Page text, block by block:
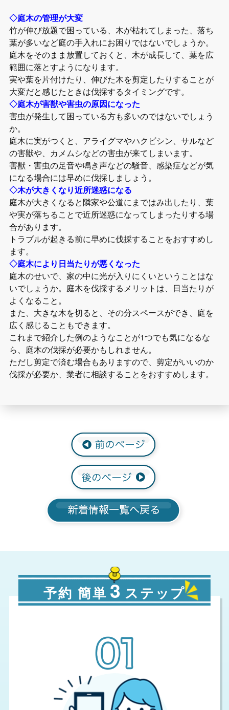
◇庭木の管理が大変
竹が伸び放題で困っている、木が枯れてしまった、落ち
葉が多いなど庭の手入れにお困りではないでしょうか。
庭木をそのまま放置しておくと、木が成長して、葉を広
範囲に落とすようになります。
実や葉を片付けたり、伸びた木を剪定したりすることが
大変だと感じたときは伐採するタイミングです。
◇庭木が害獣や害虫の原因になった
害虫が発生して困っている方も多いのではないでしょう
か。
庭木に実がつくと、アライグマやハクビシン、サルなど
の害獣や、カメムシなどの害虫が来てしまいます。
害獣・害虫の足音や鳴き声などの騒音、感染症などが気
になる場合には早めに伐採しましょう。
◇木が大きくなり近所迷惑になる
庭木が大きくなると隣家や公道にまではみ出したり、葉
や実が落ちることで近所迷惑になってしまったりする場
合があります。
トラブルが起きる前に早めに伐採することをおすすめし
ます。
◇庭木により日当たりが悪くなった
庭木のせいで、家の中に光が入りにくいということはな
いでしょうか。庭木を伐採するメリットは、日当たりが
よくなること。
また、大きな木を切ると、その分スペースができ、庭を
広く感じることもできます。
これまで紹介した例のようなことが1つでも気になるな
ら、庭木の伐採が必要かもしれません。
ただし剪定で済む場合もありますので、剪定がいいのか
伐採が必要か、業者に相談することをおすすめします。
予約 簡単 3 ステップ